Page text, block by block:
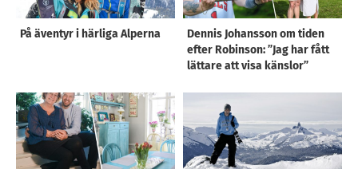
På äventyr i härliga Alperna
Dennis Johansson om tiden
efter Robinson: ”Jag har fått
lättare att visa känslor”